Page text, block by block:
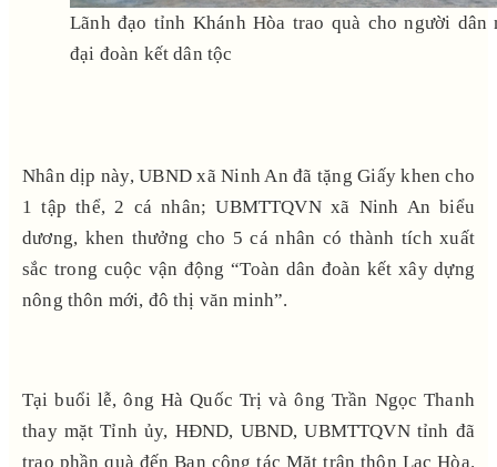
Lãnh đạo tỉnh Khánh Hòa trao quà cho người dân
đại đoàn kết dân tộc
Nhân dịp này, UBND xã Ninh An đã tặng Giấy khen cho
1 tập thể, 2 cá nhân; UBMTTQVN xã Ninh An biểu
dương, khen thưởng cho 5 cá nhân có thành tích xuất
sắc trong cuộc vận động “Toàn dân đoàn kết xây dựng
nông thôn mới, đô thị văn minh”.
Tại buổi lễ, ông Hà Quốc Trị và ông Trần Ngọc Thanh
thay mặt Tỉnh ủy, HĐND, UBND, UBMTTQVN tỉnh đã
trao phần quà đến Ban công tác Mặt trận thôn Lạc Hòa.